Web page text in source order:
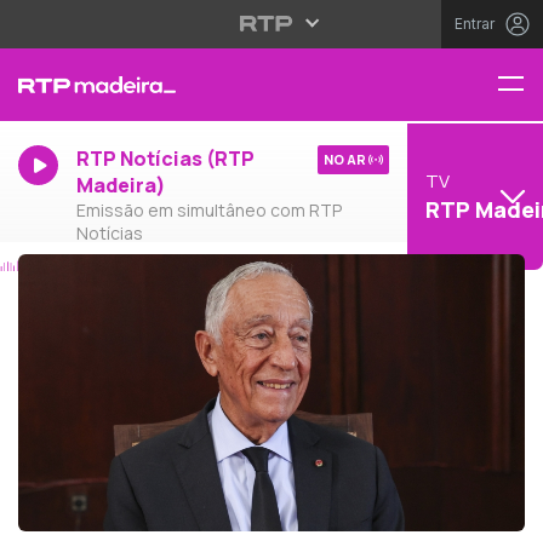
Entrar
RTP Notícias (RTP
Madeira)
Emissão em simultâneo com RTP
Notícias
NO AR
TV
RTP